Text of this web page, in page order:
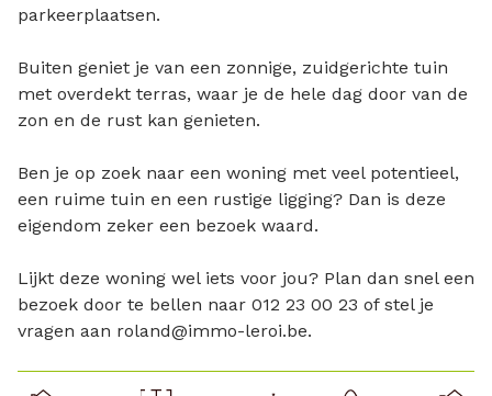
parkeerplaatsen.
Buiten geniet je van een zonnige, zuidgerichte tuin
met overdekt terras, waar je de hele dag door van de
zon en de rust kan genieten.
Ben je op zoek naar een woning met veel potentieel,
een ruime tuin en een rustige ligging? Dan is deze
eigendom zeker een bezoek waard.
Lijkt deze woning wel iets voor jou? Plan dan snel een
bezoek door te bellen naar 012 23 00 23 of stel je
vragen aan roland@immo-leroi.be.